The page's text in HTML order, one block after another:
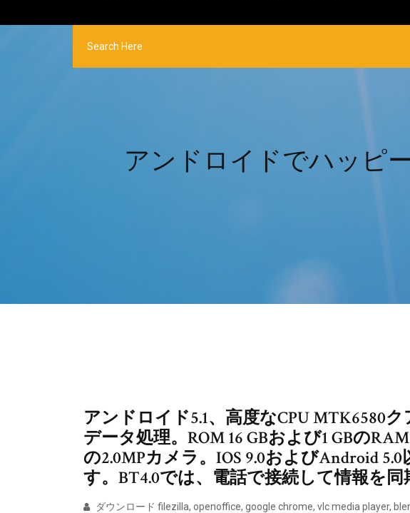
アンドロイドでハッピ
アンドロイド5.1、高度なCPU MTK6580
データ処理。ROM 16 GBおよび1 GBの
の2.0MPカメラ。IOS 9.0およびAndroid
す。BT4.0では、電話で接続して情報を同
ダウンロード filezilla, openoffice, google chrome, vlc media player,